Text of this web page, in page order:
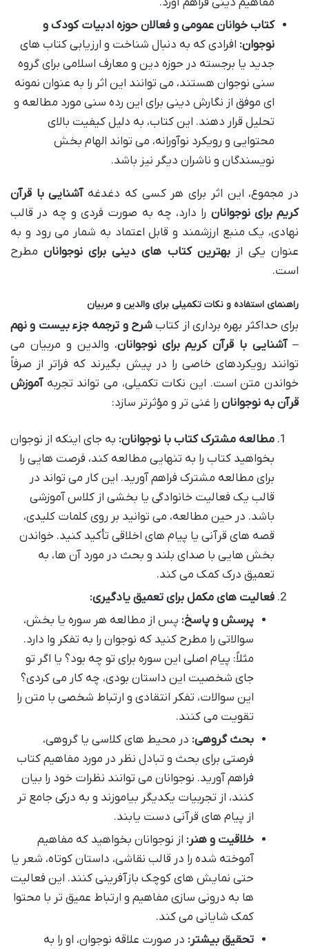
کتاب خوانان عمومی و فعالان حوزه ادبیات کودک و
نوجوان: افرادی که به دنبال شناخت و ارزیابی کتاب های
جدید یا برجسته در حوزه دین و معارف اسلامی برای گروه
سنی نوجوان هستند، می توانند این اثر را به عنوان نمونه
ای موفق از نگارش دینی برای این رده سنی مورد مطالعه و
تحلیل قرار دهند. این کتاب، به دلیل کیفیت بالای
محتوایی و رویکرد نوآورانه، می تواند الهام بخش
نویسندگان و ناشران دیگر نیز باشد.
در مجموع، این اثر برای هر کسی که دغدغهآشنایی با قرآن
کریم برای نوجوانان را دارد، چه به صورت فردی و چه در قالب
نهادی، یک منبع ارزشمند و قابل اعتماد به شمار می رود و به
عنوان یکی ازبهترین کتاب های دینی برای نوجوانانمطرح
است.
راهنمای استفاده و نکات تکمیلی برای والدین و مربیان
برای حداکثر بهره برداری از کتاب شرح و ترجمه جزء بیست و نهم
– آشنایی با قرآن کریم برای نوجوانان، والدین و مربیان می
توانند رویکردهای خاصی را در پیش بگیرند که فراتر از صرفاً
خواندن متن است. این نکات تکمیلی، می تواند تجربهآموزش
قرآن به نوجوانان را غنی تر و مؤثرتر سازد:
مطالعه مشترک کتاب با نوجوانان: به جای اینکه از نوجوان
بخواهید کتاب را به تنهایی مطالعه کند، فرصت هایی را
برای مطالعه مشترک فراهم آورید. این کار می تواند در
قالب یک فعالیت خانوادگی یا بخشی از کلاس آموزشی
باشد. در حین مطالعه، می توانید بر روی کلمات کلیدی،
قصه های قرآنی یا پیام های اخلاقی تأکید کنید. خواندن
بخش هایی با صدای بلند و بحث در مورد آن ها، به
تعمیق درک کمک می کند.
فعالیت های مکمل برای تعمیق یادگیری:
پرسش و پاسخ: پس از مطالعه هر سوره یا بخش،
سوالاتی را مطرح کنید که نوجوان را به تفکر وا دارد.
مثلاً: پیام اصلی این سوره برای تو چه بود؟ یا اگر تو
جای شخصیت این داستان بودی، چه کار می کردی؟
این سوالات، تفکر انتقادی و ارتباط شخصی با متن را
تقویت می کنند.
بحث گروهی: در محیط های کلاسی یا گروهی،
فرصتی برای بحث و تبادل نظر در مورد مفاهیم کتاب
فراهم آورید. نوجوانان می توانند نظرات خود را بیان
کنند، از تجربیات یکدیگر بیاموزند و به درکی جامع تر
از پیام های قرآنی دست یابند.
خلاقیت و هنر: از نوجوانان بخواهید که مفاهیم
آموخته شده را در قالب نقاشی، داستان کوتاه، شعر یا
حتی نمایش های کوچک بازآفرینی کنند. این فعالیت
ها به درونی سازی مفاهیم و ارتباط عمیق تر با محتوا
کمک شایانی می کند.
تحقیق بیشتر: در صورت علاقه نوجوان، او را به